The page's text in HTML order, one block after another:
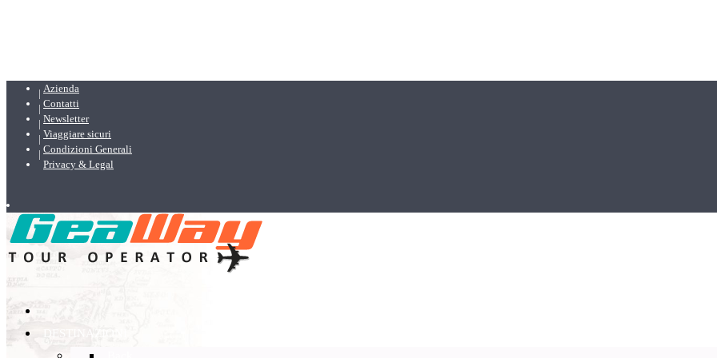
Azienda
Contatti
Newsletter
Viaggiare sicuri
Condizioni Generali
Privacy & Legal